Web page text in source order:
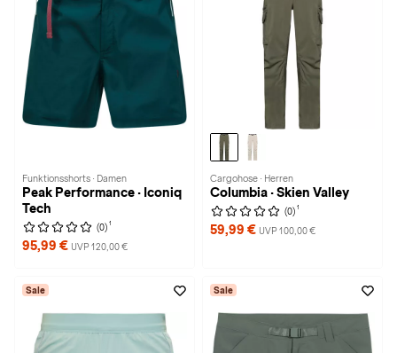
Funktionsshorts · Damen
Peak Performance · Iconiq
Tech
(0) 1
95,99 € UVP 120,00 €
Cargohose · Herren
Columbia · Skien Valley
(0) 1
59,99 € UVP 100,00 €
Sale Sale